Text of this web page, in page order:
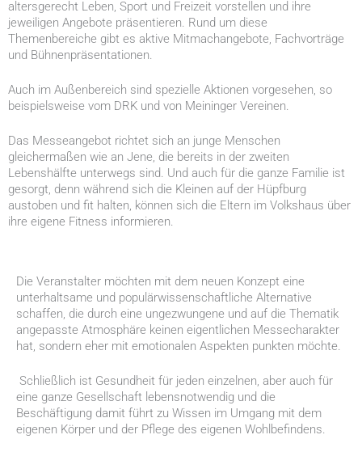
altersgerecht Leben, Sport und Freizeit vorstellen und ihre
jeweiligen Angebote präsentieren. Rund um diese
Themenbereiche gibt es aktive Mitmachangebote, Fachvorträge
und Bühnenpräsentationen.
Auch im Außenbereich sind spezielle Aktionen vorgesehen, so
beispielsweise vom DRK und von Meininger Vereinen.
Das Messeangebot richtet sich an junge Menschen
gleichermaßen wie an Jene, die bereits in der zweiten
Lebenshälfte unterwegs sind. Und auch für die ganze Familie ist
gesorgt, denn während sich die Kleinen auf der Hüpfburg
austoben und fit halten, können sich die Eltern im Volkshaus über
ihre eigene Fitness informieren.
Die Veranstalter möchten mit dem neuen Konzept eine
unterhaltsame und populärwissenschaftliche Alternative
schaffen, die durch eine ungezwungene und auf die Thematik
angepasste Atmosphäre keinen eigentlichen Messecharakter
hat, sondern eher mit emotionalen Aspekten punkten möchte.
Schließlich ist Gesundheit für jeden einzelnen, aber auch für
eine ganze Gesellschaft lebensnotwendig und die
Beschäftigung damit führt zu Wissen im Umgang mit dem
eigenen Körper und der Pflege des eigenen Wohlbefindens.